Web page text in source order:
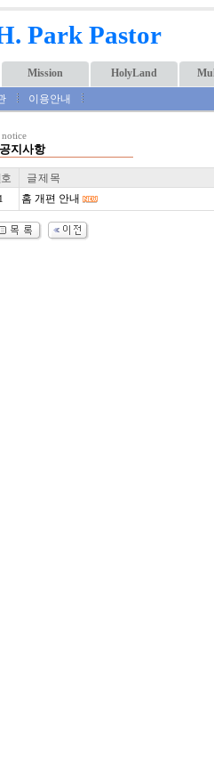
Park Pastor
Mission HolyLand
이용안내
notice
공지사항
글 제 목
1 홈 개편 안내